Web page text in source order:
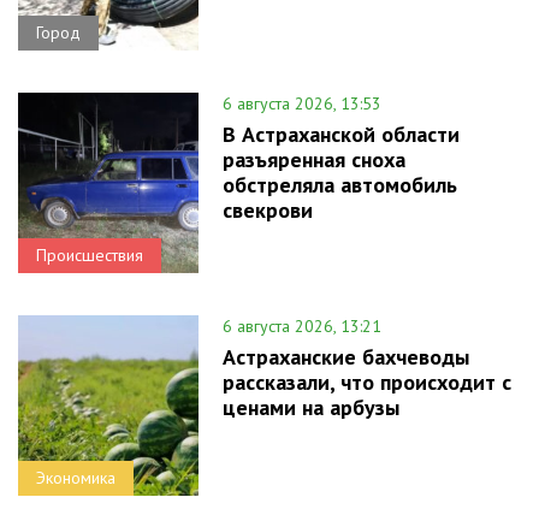
Город
Происшествия
6 августа 2026, 13:53
В Астраханской области
разъяренная сноха
обстреляла автомобиль
свекрови
Экономика
6 августа 2026, 13:21
Астраханские бахчеводы
рассказали, что происходит с
ценами на арбузы